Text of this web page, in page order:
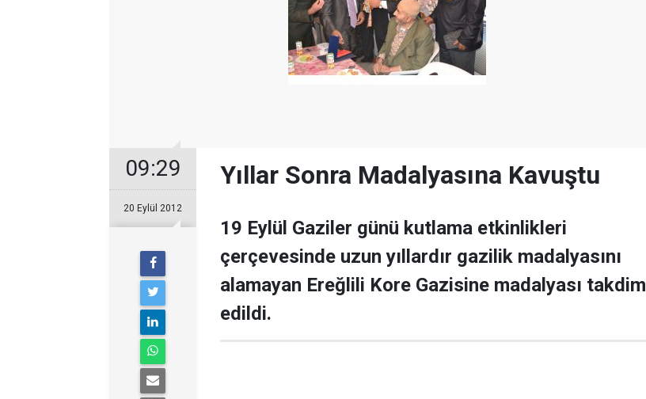
09:29
20 Eylül 2012
Yıllar Sonra Madalyasına Kavuştu
19 Eylül Gaziler günü kutlama etkinlikleri
çerçevesinde uzun yıllardır gazilik madalyasını
alamayan Ereğlili Kore Gazisine madalyası takdim
edildi.